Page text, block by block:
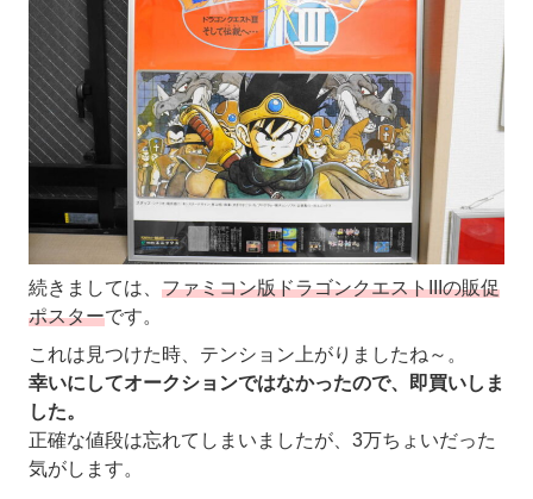
続きましては、 ファミコン版ドラゴンクエストIIIの販促
ポスターです。
これは見つけた時、テンション上がりましたね～。
幸いにしてオークションではなかったので、即買いしま
した。
正確な値段は忘れてしまいましたが、3万ちょいだった
気がします。